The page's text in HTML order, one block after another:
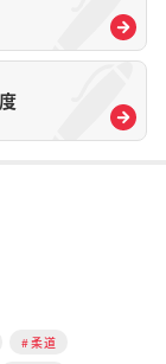
柔道